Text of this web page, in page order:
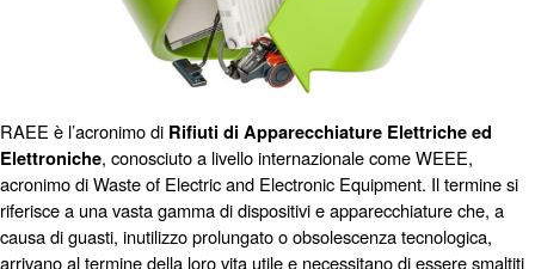
RAEE è l’acronimo di Rifiuti di Apparecchiature Elettriche ed
Elettroniche, conosciuto a livello internazionale come WEEE,
acronimo di Waste of Electric and Electronic Equipment. Il termine si
riferisce a una vasta gamma di dispositivi e apparecchiature che, a
causa di guasti, inutilizzo prolungato o obsolescenza tecnologica,
arrivano al termine della loro vita utile e necessitano di essere smaltiti